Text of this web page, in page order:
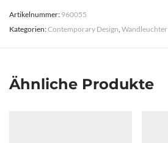
Artikelnummer: 960055
Kategorien:Contemporary Design Wandleuchter
Ähnliche Produkte